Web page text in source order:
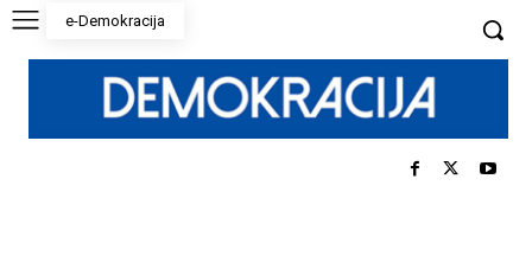
e-Demokracija